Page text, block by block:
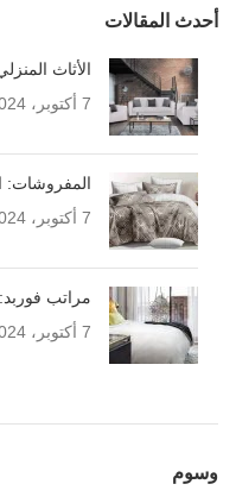
أحدث المقالات
الأثاث
7 أكتوبر، 2024
المفروشات:
7 أكتوبر، 2024
مراتب
7 أكتوبر، 2024
وسوم